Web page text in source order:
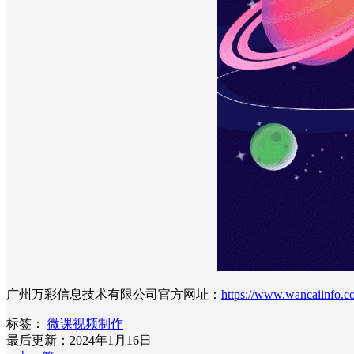
广州万彩信息技术有限公司官方网址： https://
标签：
微课视频制作
最后更新：2024年1月16日